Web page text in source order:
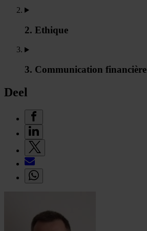
2. Ethique
3. Communication financière
Deel